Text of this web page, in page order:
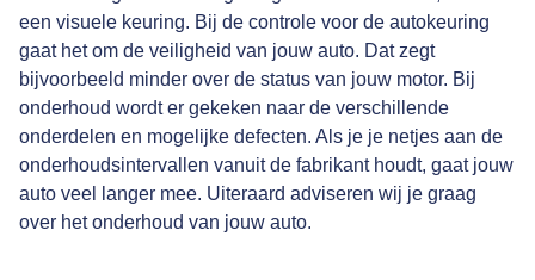
een visuele keuring. Bij de controle voor de autokeuring
gaat het om de veiligheid van jouw auto. Dat zegt
bijvoorbeeld minder over de status van jouw motor. Bij
onderhoud wordt er gekeken naar de verschillende
onderdelen en mogelijke defecten. Als je je netjes aan de
onderhoudsintervallen vanuit de fabrikant houdt, gaat jouw
auto veel langer mee. Uiteraard adviseren wij je graag
over het onderhoud van jouw auto.